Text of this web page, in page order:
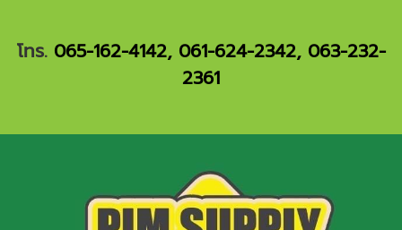
โทร. 065-162-4142, 061-624-2342, 063-232-
2361